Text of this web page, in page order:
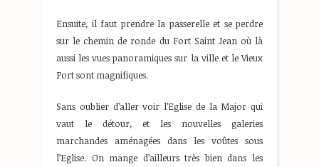
Ensuite, il faut prendre la passerelle et se perdre
sur le chemin de ronde du Fort Saint Jean où là
aussi les vues panoramiques sur la ville et le Vieux
Port sont magnifiques.
Sans oublier d’aller voir l’Eglise de la Major qui
vaut le détour, et les nouvelles galeries
marchandes aménagées dans les voûtes sous
l’Eglise. On mange d’ailleurs très bien dans les